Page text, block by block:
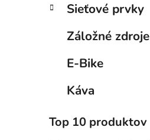
Sieťové prvky
Záložné zdroje
E-Bike
Káva
Top 10 produktov